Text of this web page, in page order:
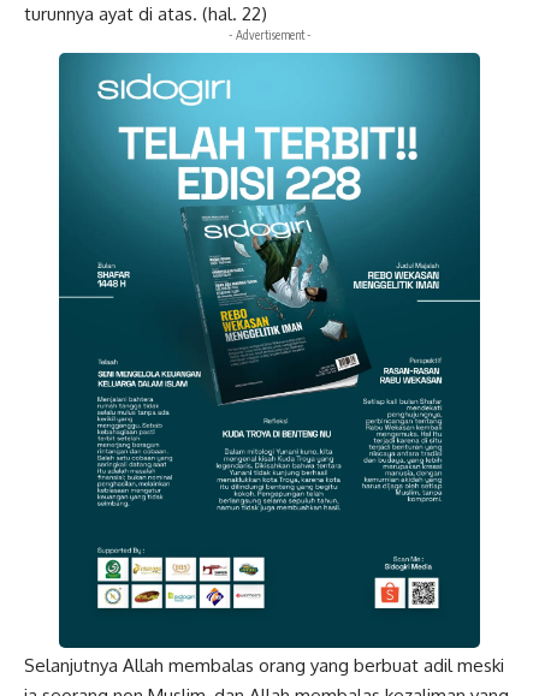
turunnya ayat di atas. (hal. 22)
- Advertisement -
Selanjutnya Allah membalas orang yang berbuat adil meski